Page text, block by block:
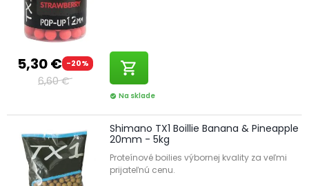
5,30 € -20%
6,60 €
shopping_cart
check_circle Na sklade
Shimano TX1 Boillie Banana & Pineapple
20mm - 5kg
Proteínové boilies výbornej kvality za veľmi
prijateľnú cenu.